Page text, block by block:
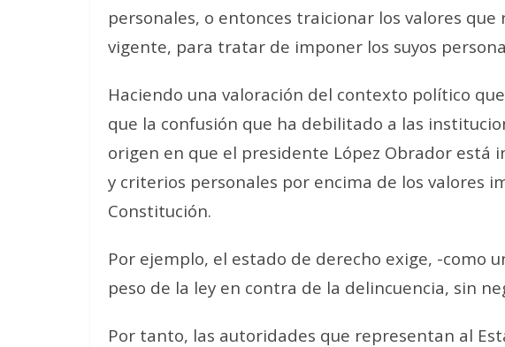
personales, o entonces traicionar los valores
vigente, para tratar de imponer los suyos
Haciendo una valoración del contexto político
que la confusión que ha debilitado a las
origen en que el presidente López Obrador está
y criterios personales por encima de los valores
Constitución.
Por ejemplo, el estado de derecho exige, -como
peso de la ley en contra de la delincuencia, sin
Por tanto, las autoridades que representan al